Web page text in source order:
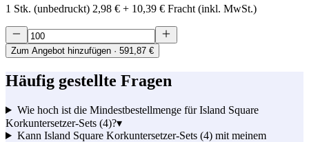
1 Stk. (unbedruckt) 2,98 € + 10,39 € Fracht (inkl. MwSt.)
Zum Angebot hinzufügen · 591,87 €
Häufig gestellte Fragen
Wie hoch ist die Mindestbestellmenge für Island Square
Korkuntersetzer-Sets (4)?▾
Kann Island Square Korkuntersetzer-Sets (4) mit meinem